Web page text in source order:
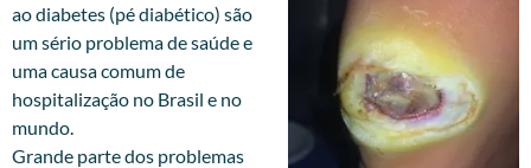
ao diabetes (pé diabético) são
um sério problema de saúde e
uma causa comum de
hospitalização no Brasil e no
mundo.
Grande parte dos problemas